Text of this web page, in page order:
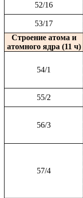
52/16
53/17
Строение атома и
атомного ядра (11 ч)
54/1
55/2
56/3
57/4